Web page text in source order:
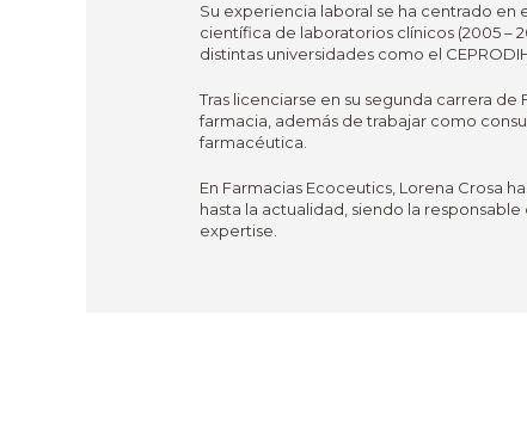
Su experiencia laboral se ha centrado
científica de laboratorios clínicos (2005 –
distintas universidades como el
Tras licenciarse en su segunda carrera
farmacia, además de trabajar como
farmacéutica.
En Farmacias Ecoceutics, Lorena Crosa
hasta la actualidad, siendo la
expertise.